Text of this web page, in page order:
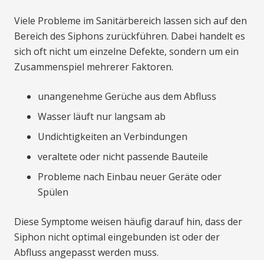
Viele Probleme im Sanitärbereich lassen sich auf den
Bereich des Siphons zurückführen. Dabei handelt es
sich oft nicht um einzelne Defekte, sondern um ein
Zusammenspiel mehrerer Faktoren.
unangenehme Gerüche aus dem Abfluss
Wasser läuft nur langsam ab
Undichtigkeiten an Verbindungen
veraltete oder nicht passende Bauteile
Probleme nach Einbau neuer Geräte oder
Spülen
Diese Symptome weisen häufig darauf hin, dass der
Siphon nicht optimal eingebunden ist oder der
Abfluss angepasst werden muss.